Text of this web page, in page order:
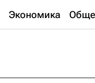
Экономика